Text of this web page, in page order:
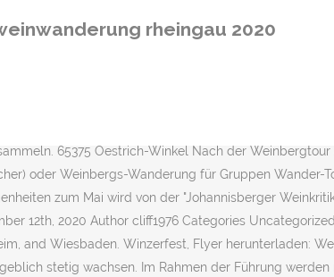
rheingau 2020
Songtiteln, Tanz und Bordparty von Mai bis
65375 Oestrich-Winkel Nach der
oder Weinbergs-Wanderung für Gruppen
zum Mai wird von der "Johannisberger
12th, 2020 Author cliff1976 Categories
and Wiesbaden. Winzerfest, Flyer herunterladen:
stetig wachsen. Im Rahmen der Führung